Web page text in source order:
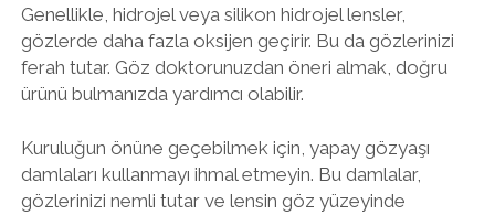
Genellikle, hidrojel veya silikon hidrojel lensler,
gözlerde daha fazla oksijen geçirir. Bu da gözlerinizi
ferah tutar. Göz doktorunuzdan öneri almak, doğru
ürünü bulmanızda yardımcı olabilir.
Kuruluğun önüne geçebilmek için, yapay gözyaşı
damlaları kullanmayı ihmal etmeyin. Bu damlalar,
gözlerinizi nemli tutar ve lensin göz yüzeyinde